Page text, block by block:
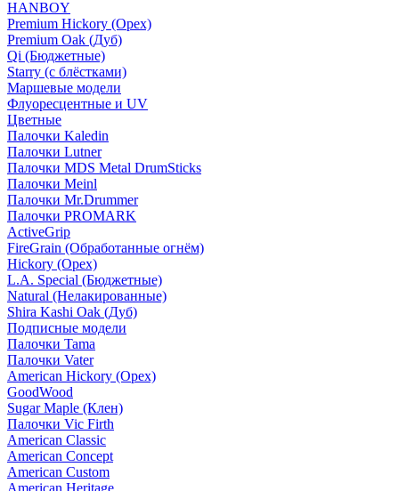
HANBOY
Premium Hickory (Орех)
Premium Oak (Дуб)
Qi (Бюджетные)
Starry (с блёстками)
Маршевые модели
Флуоресцентные и UV
Цветные
Палочки Kaledin
Палочки Lutner
Палочки MDS Metal DrumSticks
Палочки Meinl
Палочки Mr.Drummer
Палочки PROMARK
ActiveGrip
FireGrain (Обработанные огнём)
Hickory (Орех)
L.A. Special (Бюджетные)
Natural (Нелакированные)
Shira Kashi Oak (Дуб)
Подписные модели
Палочки Tama
Палочки Vater
American Hickory (Орех)
GoodWood
Sugar Maple (Клен)
Палочки Vic Firth
American Classic
American Concept
American Custom
American Heritage